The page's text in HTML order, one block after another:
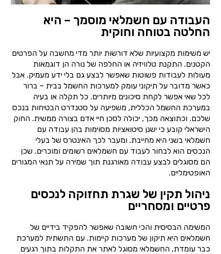
העבודה עם חשמלאי מוסמך – היא
החלטה בטוחה וחוקית
יש משימות מקצועיות שלא דורשות יותר מדי מחשבה על הפרטים
הקטנים. התקנת טלוויזיה או החלפה של נורה הן דוגמאות
מעולות לעבודות פשוטות שאפשר לבצע גם בלי ידע מעמיק. אבל
כאשר מדובר על תיקוני עומק למערכות החשמל בבית – ברור
לכל שאי אפשר לקחת סיכונים מיותרים. כל תקלה או בעיה
במערכת החשמל הכללית, משפיעה על סטנדרט הבטיחות בנכס
שלכם. וכתוצאה מכך, יכולה לסכן חיי אדם בצורה ממשית. החוק
הישראלי קובע כי ישנן סיטואציות מסוימות בהן עבודה עם
חשמלאי בשני היא מחייבת. ומעבר לכך האינטרס של בעלי
הנכסים הוא לבחור לעבוד עם חשמלאים רשומים ומוכרים. שכן
הם מסוגלים לבצע עבודה מאורגנת תוך שמירה על תנאי המגורים
האופטימליים.
ניהול תקין של שגרת תחזוקה לנכסים
פרטיים ומסחריים
המשימה הבסיסית והכי חשובה שאפשר להפקיד בידיים של
חשמלאים היא תיקון של מערכות קיימות. עם התשתית למערכת
כבר עומדת, החשמלאי מסוגל לאתר את התקלות בתוך רגעים